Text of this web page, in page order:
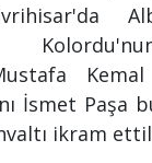
İsmet Paşa
ikram